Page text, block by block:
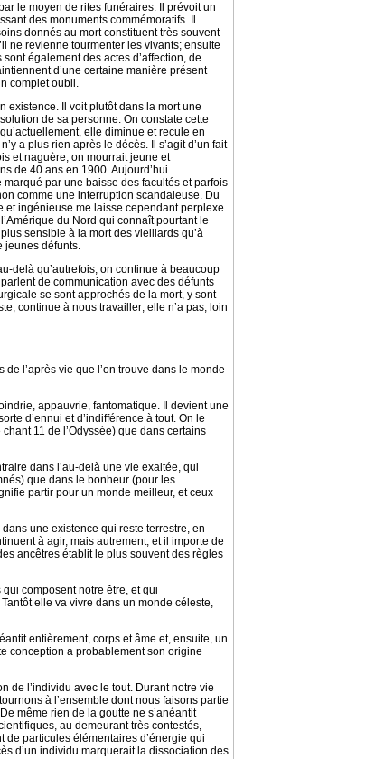
le moyen de rites funéraires. Il prévoit un
des monuments commémoratifs. Il
donnés au mort constituent très souvent
ne revienne tourmenter les vivants; ensuite
également des actes d’affection, de
d’une certaine manière présent
complet oubli.
existence. Il voit plutôt dans la mort une
de sa personne. On constate cette
elle diminue et recule en
a plus rien après le décès. Il s’agit d’un fait
et naguère, on mourrait jeune et
de 40 ans en 1900. Aujourd’hui
par une baisse des facultés et parfois
comme une interruption scandaleuse. Du
et ingénieuse me laisse cependant perplexe
du Nord qui connaît pourtant le
sensible à la mort des vieillards qu’à
jeunes défunts.
delà qu’autrefois, on continue à beaucoup
de communication avec des défunts
se sont approchés de la mort, y sont
continue à nous travailler; elle n’a pas, loin
l’après vie que l’on trouve dans le monde
appauvrie, fantomatique. Il devient une
d’ennui et d’indifférence à tout. On le
11 de l’Odyssée) que dans certains
dans l’au-delà une vie exaltée, qui
que dans le bonheur (pour les
partir pour un monde meilleur, et ceux
une existence qui reste terrestre, en
à agir, mais autrement, et il importe de
ancêtres établit le plus souvent des règles
composent notre être, et qui
elle va vivre dans un monde céleste,
entièrement, corps et âme et, ensuite, un
conception a probablement son origine
de l’individu avec le tout. Durant notre vie
à l’ensemble dont nous faisons partie
même rien de la goutte ne s’anéantit
au demeurant très contestés,
particules élémentaires d’énergie qui
d’un individu marquerait la dissociation des